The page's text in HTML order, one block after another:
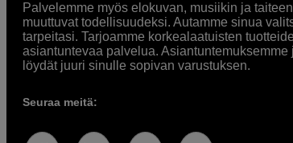
Palvelemme myös elokuvan, musiikin ja
muuttuvat todellisuudeksi. Autamme sinua
tarpeitasi. Tarjoamme korkealaatuisten
asiantuntevaa palvelua.
löydät juuri sinulle sopivan varustuksen.
Seuraa meitä: